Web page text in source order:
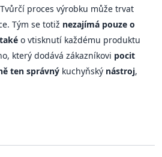
proces výrobku může trvat
Tým se totiž nezajímá pouze o
o vtisknutí každému produktu
který dodává zákazníkovi pocit
ten správný kuchyňský nástroj,